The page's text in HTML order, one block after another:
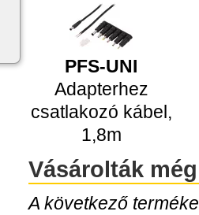
PFS-UNI
Adapterhez
csatlakozó kábel,
1,8m
Vásárolták még
A következő